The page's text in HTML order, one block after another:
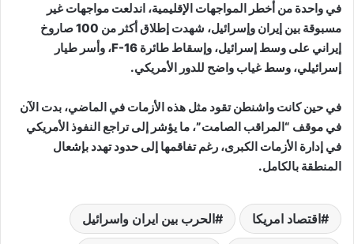
في واحدة من أخطر المواجهات الإقليمية، اندلعت مواجهات غير
مسبوقة بين إيران وإسرائيل، شهدت إطلاق أكثر من 100 صاروخ
إيراني على وسط إسرائيل، وإسقاط طائرة F-16، وأسر طيار
إسرائيلي، وسط غياب واضح للدور الأمريكي.
في حين كانت واشنطن تقود مثل هذه الأزمات في الماضي، بدت الآن
في موقف “المراقب الصامت”، ما يؤشر إلى تراجع النفوذ الأمريكي
في إدارة الأزمات الكبرى، رغم تفاقمها إلى حدود تهدد بإشعال
المنطقة بالكامل.
اقتصاد امريكا الحرب بين ايران واسرائيل